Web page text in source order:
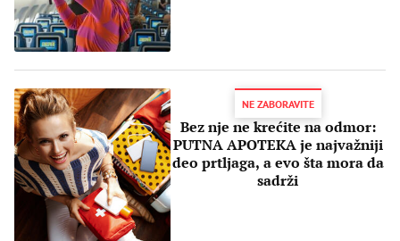
NE ZABORAVITE
Bez nje ne krećite na odmor:
PUTNA APOTEKA je najvažniji
deo prtljaga, a evo šta mora da
sadrži